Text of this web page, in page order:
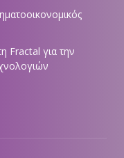
Fractal για την